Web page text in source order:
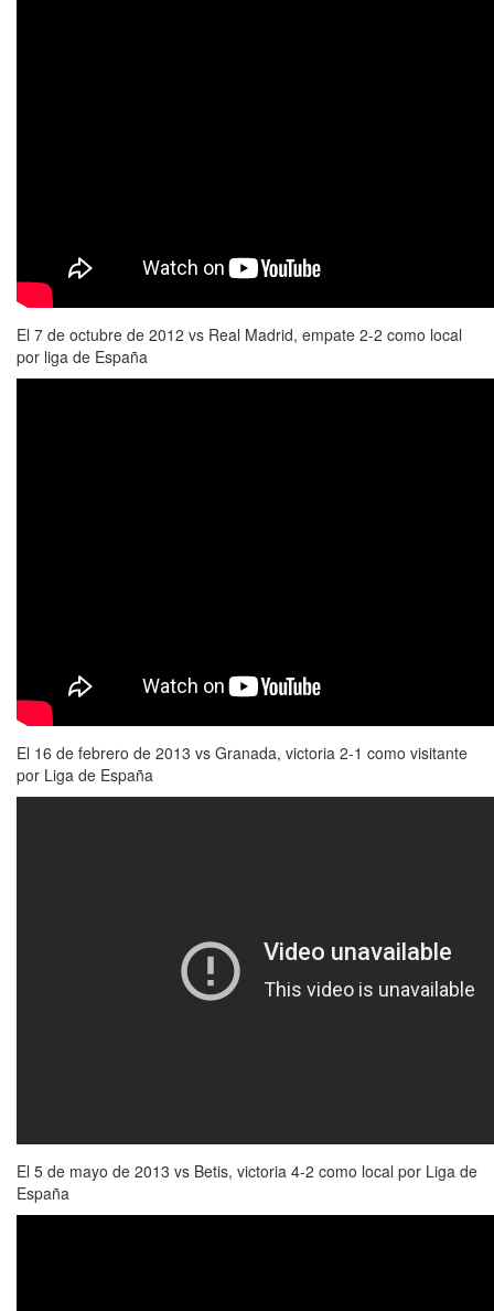
El 7 de octubre de 2012 vs Real Madrid, empate 2-2 como local
por liga de España
El 16 de febrero de 2013 vs Granada, victoria 2-1 como visitante
por Liga de España
El 5 de mayo de 2013 vs Betis, victoria 4-2 como local por Liga de
España